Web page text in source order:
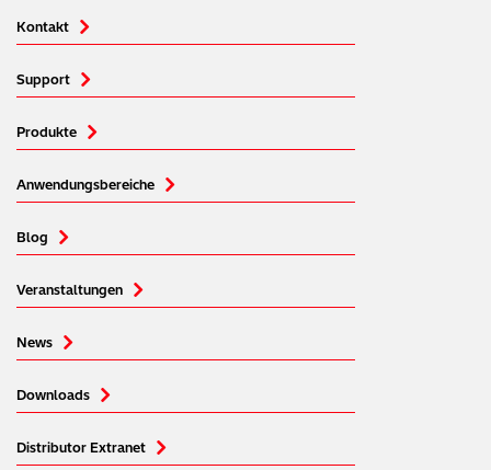
Kontakt
Support
Produkte
Anwendungsbereiche
Blog
Veranstaltungen
News
Downloads
Distributor Extranet